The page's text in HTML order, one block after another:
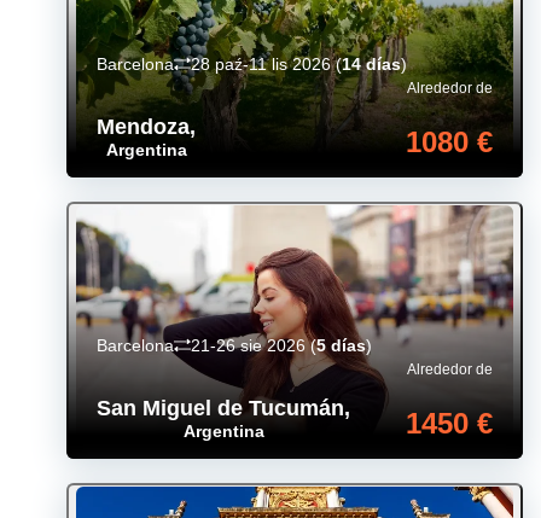
Mendoza,
Argentina
Alrededor de
1080 €
Barcelona 28 paź-11 lis 2026(14 días)
San Miguel de Tucumán,
Argentina
Alrededor de
1450 €
Barcelona 21-26 sie 2026(5 días)